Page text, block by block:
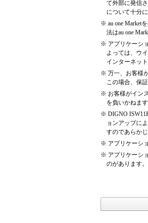
て外部に発信
について十分
※ au one Market
法はau one
※ アプリケーシ
よっては、ウ
インターネッ
※ 万一、お客様
この場合、保
※ お客様がイン
を負いかねます
※ DIGNO
ョンアップに
すのであらか
※ アプリケーシ
※ アプリケーシ
のがあります